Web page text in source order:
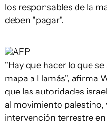
los responsables de la
deben "pagar".
AFP
"Hay que hacer lo que
mapa a Hamás", afirma
que las autoridades
al movimiento palestino,
intervención terrestre en